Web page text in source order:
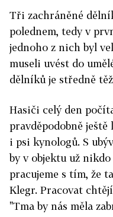
Tři zachráněné
polednem, tedy v
jednoho z nich byl
museli uvést do
dělníků je středně
Hasiči celý den
pravděpodobně
i psi kynologů. S
by v objektu už nikdo
pracujeme s tím, že
Klegr. Pracovat
"Tma by nás měla